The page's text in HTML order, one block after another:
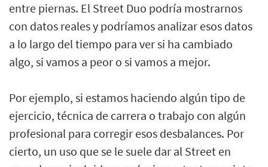
entre piernas. El Street Duo podría mostrarnos
con datos reales y podríamos analizar esos datos
a lo largo del tiempo para ver si ha cambiado
algo, si vamos a peor o si vamos a mejor.
Por ejemplo, si estamos haciendo algún tipo de
ejercicio, técnica de carrera o trabajo con algún
profesional para corregir esos desbalances. Por
cierto, un uso que se le suele dar al Street en